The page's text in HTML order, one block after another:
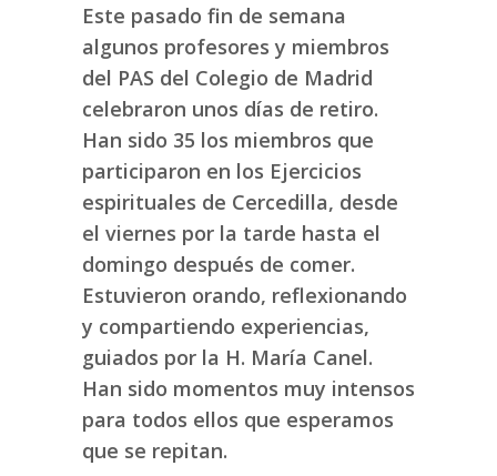
Este pasado fin de semana
algunos profesores y miembros
del PAS del Colegio de Madrid
celebraron unos días de retiro.
Han sido 35 los miembros que
participaron en los Ejercicios
espirituales de Cercedilla, desde
el viernes por la tarde hasta el
domingo después de comer.
Estuvieron orando, reflexionando
y compartiendo experiencias,
guiados por la H. María Canel.
Han sido momentos muy intensos
para todos ellos que esperamos
que se repitan.